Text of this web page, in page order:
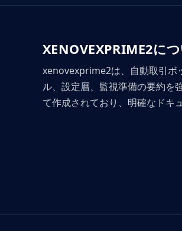
XENOVEXPRIME2に
xenovexprime2は、自動取引ボ
ル、設定層、監視準備の要約を
て作成されており、明確なドキ